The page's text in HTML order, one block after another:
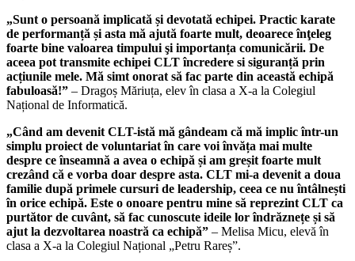
„Sunt o persoană implicată și devotată echipei. Practic karate
de performanță și asta mă ajută foarte mult, deoarece înţeleg
foarte bine valoarea timpului şi importanța comunicării. De
aceea pot transmite echipei CLT încredere si siguranță prin
acțiunile mele. Mă simt onorat să fac parte din această echipă
fabuloasă!” – Dragoș Măriuța, elev în clasa a X-a la Colegiul
Național de Informatică.
„Când am devenit CLT-istă mă gândeam că mă implic într-un
simplu proiect de voluntariat în care voi învăța mai multe
despre ce înseamnă a avea o echipă și am greșit foarte mult
crezând că e vorba doar despre asta. CLT mi-a devenit a doua
familie după primele cursuri de leadership, ceea ce nu întâlnești
în orice echipă. Este o onoare pentru mine să reprezint CLT ca
purtător de cuvânt, să fac cunoscute ideile lor îndrăznețe și să
ajut la dezvoltarea noastră ca echipă” – Melisa Micu, elevă în
clasa a X-a la Colegiul Național „Petru Rareș”.